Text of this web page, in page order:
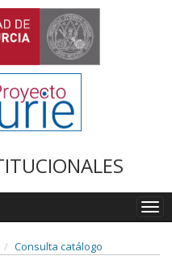
Consulta catálogo